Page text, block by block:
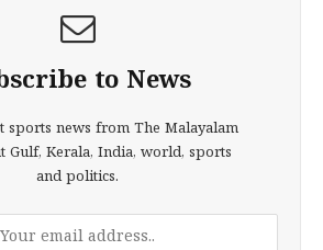
to News
sports news from The Malayalam
Gulf, Kerala, India, world, sports
and politics.